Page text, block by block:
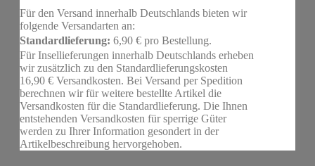
Für den Versand innerhalb Deutschlands bieten wir
folgende Versandarten an:
Standardlieferung: 6,90 € pro Bestellung.
Für Insellieferungen innerhalb Deutschlands erheben
wir zusätzlich zu den Standardlieferungskosten
16,90 € Versandkosten. Bei Versand per Spedition
berechnen wir für weitere bestellte Artikel die
Versandkosten für die Standardlieferung. Die Ihnen
entstehenden Versandkosten für sperrige Güter
werden zu Ihrer Information gesondert in der
Artikelbeschreibung hervorgehoben.